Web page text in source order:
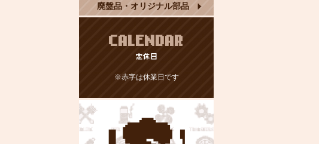
廃盤品・オリジナル部品
CALENDAR
定休日
※赤字は休業日です